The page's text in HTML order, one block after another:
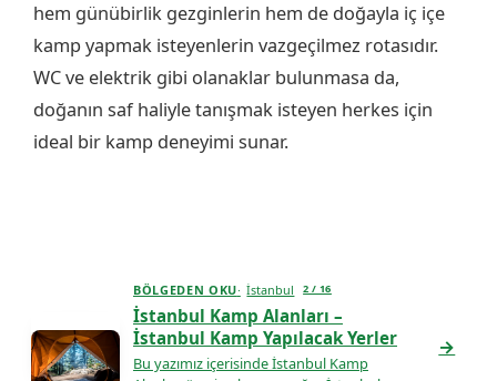
hem günübirlik gezginlerin hem de doğayla iç içe
kamp yapmak isteyenlerin vazgeçilmez rotasıdır.
WC ve elektrik gibi olanaklar bulunmasa da,
doğanın saf haliyle tanışmak isteyen herkes için
ideal bir kamp deneyimi sunar.
BÖLGEDEN OKU İstanbul 2 / 16
İstanbul Kamp Alanları –
İstanbul Kamp Yapılacak Yerler
Bu yazımız içerisinde İstanbul Kamp
→